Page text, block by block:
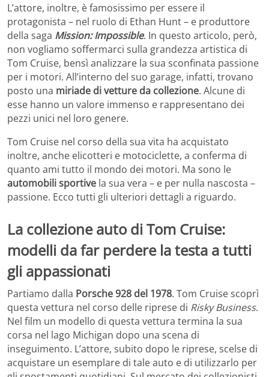
L’attore, inoltre, è famosissimo per essere il
protagonista – nel ruolo di Ethan Hunt – e produttore
della saga Mission: Impossible. In questo articolo, però,
non vogliamo soffermarci sulla grandezza artistica di
Tom Cruise, bensì analizzare la sua sconfinata passione
per i motori. All’interno del suo garage, infatti, trovano
posto una miriade di vetture da collezione. Alcune di
esse hanno un valore immenso e rappresentano dei
pezzi unici nel loro genere.
Tom Cruise nel corso della sua vita ha acquistato
inoltre, anche elicotteri e motociclette, a conferma di
quanto ami tutto il mondo dei motori. Ma sono le
automobili sportive la sua vera – e per nulla nascosta –
passione. Ecco tutti gli ulteriori dettagli a riguardo.
La collezione auto di Tom Cruise:
modelli da far perdere la testa a tutti
gli appassionati
Partiamo dalla Porsche 928 del 1978. Tom Cruise scoprì
questa vettura nel corso delle riprese di Risky Business.
Nel film un modello di questa vettura termina la sua
corsa nel lago Michigan dopo una scena di
inseguimento. L’attore, subito dopo le riprese, scelse di
acquistare un esemplare di tale auto e di utilizzarlo per